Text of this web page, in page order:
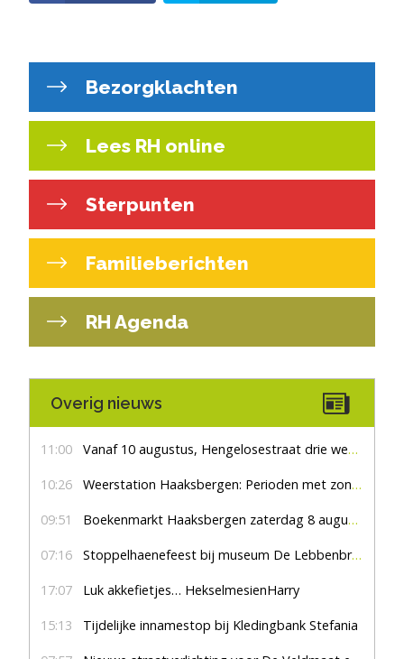
Bezorgklachten
Lees RH online
Sterpunten
Familieberichten
RH Agenda
Overig nieuws
11:00 Vanaf 10 augustus, Hengelosestraat drie weken dicht voor doorgaand verkeer
10:26 Weerstation Haaksbergen: Perioden met zon en droog
09:51 Boekenmarkt Haaksbergen zaterdag 8 augustus, marktplein Haaksbergen
07:16 Stoppelhaenefeest bij museum De Lebbenbrugge
17:07 Luk akkefietjes… HekselmesienHarry
15:13 Tijdelijke innamestop bij Kledingbank Stefania